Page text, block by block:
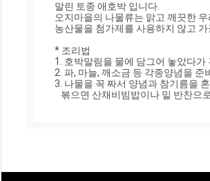
말린 토종 애호박 입니다.
오지마을의 나물류는 맑고 깨끗한
농산물을 첨가제를 사용하지 않고 가
* 조리법
1. 호박말림을 물에 담그어 놓았다가
2. 파, 마늘, 깨소금 등 각종양념을 준
3. 나물을 꼭 짜서 양념과 참기름을
볶으면 산채비빔밥이나 밑 반찬으